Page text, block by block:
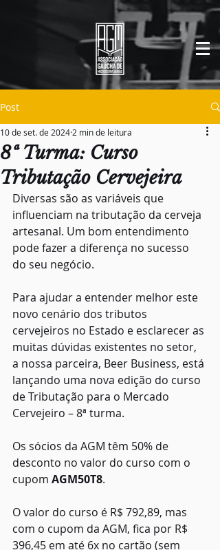
Post
8ª Turma: Curso
Tributação Cervejeira
10 de set. de 2024 2 min de leitura
Diversas são as variáveis que
influenciam na tributação da cerveja
artesanal. Um bom entendimento
pode fazer a diferença no sucesso
do seu negócio.
Para ajudar a entender melhor este
novo cenário dos tributos
cervejeiros no Estado e esclarecer as
muitas dúvidas existentes no setor,
a nossa parceira, Beer Business, está
lançando uma nova edição do curso
de Tributação para o Mercado
Cervejeiro – 8ª turma.
Os sócios da AGM têm 50% de
desconto no valor do curso com o
cupom AGM50T8.
O valor do curso é R$ 792,89, mas
com o cupom da AGM, fica por R$
396,45 em até 6x no cartão (sem